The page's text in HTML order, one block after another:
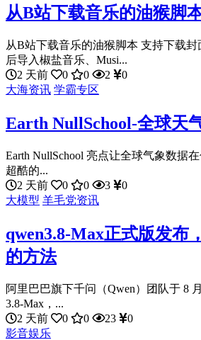
从B站下载音乐的油猴脚
从B站下载音乐的油猴脚本 支持下载
后导入椒盐音乐、Musi...
2 天前
0 0 2
0
大海资讯 学霸专区
Earth NullSchool-全球天
Earth NullSchool 亮点让全球气象数据
超酷的...
2 天前
0 0 3
0
大模型 羊毛党资讯
qwen3.8-Max正式版发布
的方法
阿里巴巴旗下千问（Qwen）团队于 8
3.8-Max，...
2 天前
0 0 23
0
影音娱乐